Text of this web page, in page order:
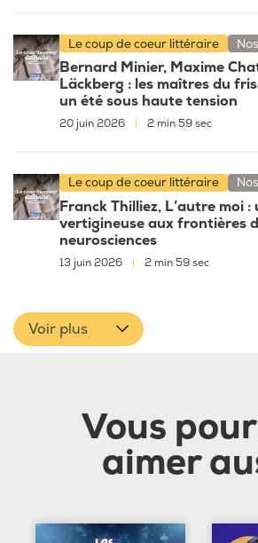
Le coup de coeur littéraire
Bernard Minier, Maxime
Läckberg : les maîtres du
un été sous haute tension
20 juin 2026 2 min 59 sec
Le coup de coeur littéraire
Franck Thilliez, L’autre moi :
vertigineuse aux frontières
neurosciences
13 juin 2026 | 2 min 59 sec
Voir plus
Vous
aimer